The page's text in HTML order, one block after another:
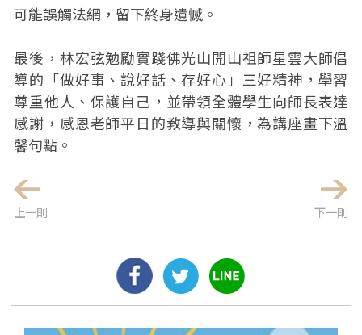
可能誤觸法網，留下終身遺憾。
最後，林宏弦勉勵實踐佛光山開山祖師星雲大師倡
導的「做好事、說好話、存好心」三好精神，學習
尊重他人、保護自己，並帶領全體學生向師長表達
感謝，感恩老師平日的教導與關懷，為講座畫下溫
馨句點。
上一則 下一則